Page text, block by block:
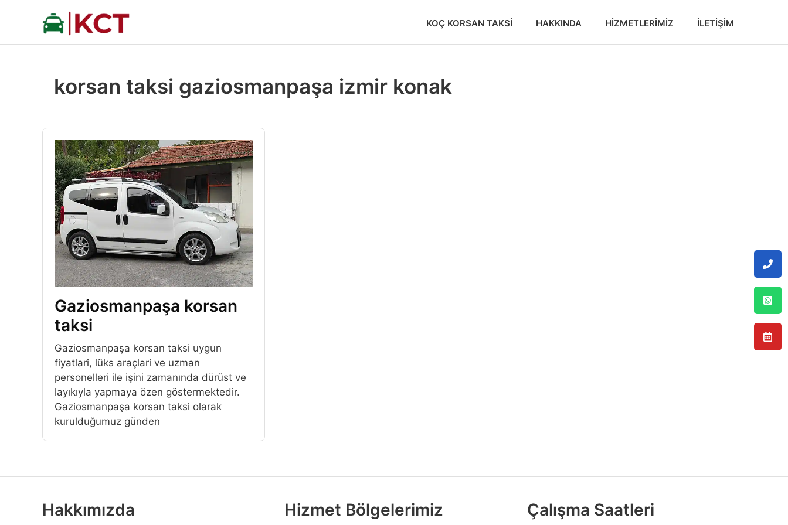
KOÇ KORSAN TAKSI HAKKINDA HIZMETLERIMIZ İLETIŞIM
korsan taksi gaziosmanpaşa izmir konak
Gaziosmanpaşa korsan
taksi
Gaziosmanpaşa korsan taksi uygun
fiyatlari, lüks araçlari ve uzman
personelleri ile işini zamanında dürüst ve
layıkıyla yapmaya özen göstermektedir.
Gaziosmanpaşa korsan taksi olarak
kurulduğumuz günden
Hakkımızda Hizmet Bölgelerimiz Çalışma Saatleri